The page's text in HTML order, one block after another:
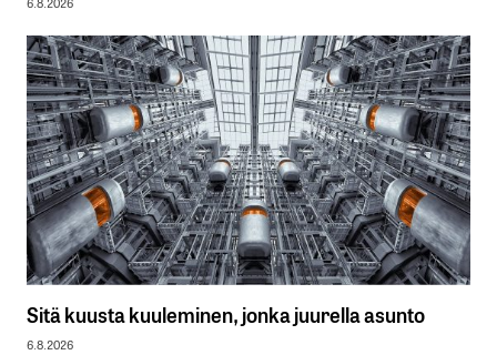
Sitä kuusta kuuleminen, jonka juurella asunto
6.8.2026